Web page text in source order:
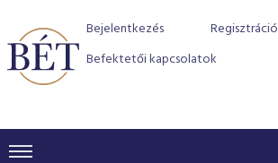
Bejelentkezés Regisztráció
Befektetői kapcsolatok